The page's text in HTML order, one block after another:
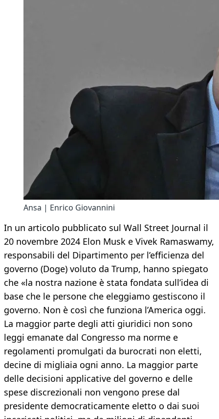
Ansa | Enrico Giovannini
In un articolo pubblicato sul Wall Street Journal il
20 novembre 2024 Elon Musk e Vivek Ramaswamy,
responsabili del Dipartimento per l’efficienza del
governo (Doge) voluto da Trump, hanno spiegato
che «la nostra nazione è stata fondata sull’idea di
base che le persone che eleggiamo gestiscono il
governo. Non è così che funziona l’America oggi.
La maggior parte degli atti giuridici non sono
leggi emanate dal Congresso ma norme e
regolamenti promulgati da burocrati non eletti,
decine di migliaia ogni anno. La maggior parte
delle decisioni applicative del governo e delle
spese discrezionali non vengono prese dal
presidente democraticamente eletto o dai suoi